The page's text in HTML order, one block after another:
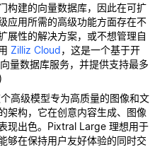
构建的向量数据库，因此在可扩
应用所需的高级功能方面存在不
展性的解决方案，或不想管理自
Zilliz Cloud，这是一个基于开
量数据库服务，并提供支持最多
高级模型专为高质量的图像和文
架构，它在创意内容生成、图像
现出色。Pixtral Large 理想用于
够在保持用户友好体验的同时交